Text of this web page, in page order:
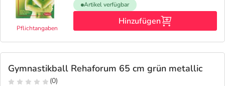
Pflichtangaben
Artikel verfügbar
Hinzufügen
Gymnastikball Rehaforum 65 cm grün metallic
(0)